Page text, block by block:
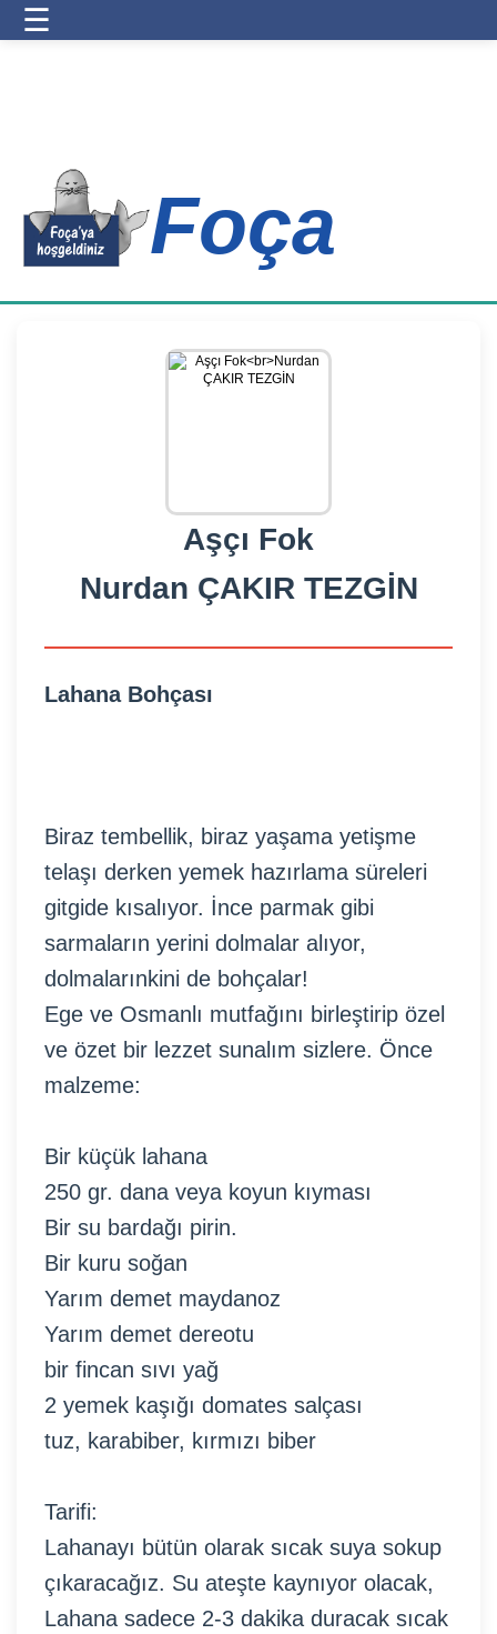
☰
Foça
Aşçı Fok
Nurdan ÇAKIR TEZGİN
Lahana Bohçası
Biraz tembellik, biraz yaşama yetişme
telaşı derken yemek hazırlama süreleri
gitgide kısalıyor. İnce parmak gibi
sarmaların yerini dolmalar alıyor,
dolmalarınkini de bohçalar!
Ege ve Osmanlı mutfağını birleştirip özel
ve özet bir lezzet sunalım sizlere. Önce
malzeme:
Bir küçük lahana
250 gr. dana veya koyun kıyması
Bir su bardağı pirin.
Bir kuru soğan
Yarım demet maydanoz
Yarım demet dereotu
bir fincan sıvı yağ
2 yemek kaşığı domates salçası
tuz, karabiber, kırmızı biber
Tarifi:
Lahanayı bütün olarak sıcak suya sokup
çıkaracağız. Su ateşte kaynıyor olacak,
Lahana sadece 2-3 dakika duracak sıcak